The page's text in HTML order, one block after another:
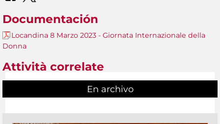
Documentación
Locandina 8 Marzo 2023 - Giornata Internazionale della
Donna
Attività correlate
En archivo